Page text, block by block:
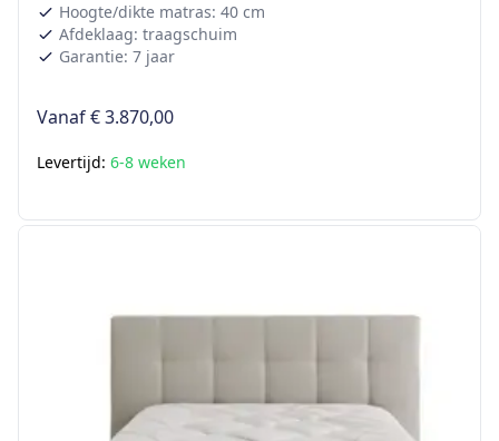
Hoogte/dikte matras: 40 cm
Afdeklaag: traagschuim
Garantie: 7 jaar
Vanaf€ 3.870,00
Levertijd: 6-8 weken